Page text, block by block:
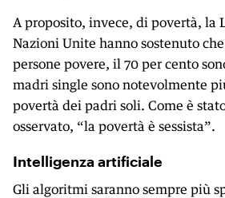
A proposito, invece, di povertà, la
Nazioni Unite hanno sostenuto
persone povere, il 70 per cento
madri single sono notevolmente
povertà dei padri soli. Come è
osservato, “la povertà è sessista”.
Intelligenza artificiale
Gli algoritmi saranno sempre più